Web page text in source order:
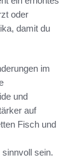
oder
damit du
im
und
auf
Fisch und
sein.